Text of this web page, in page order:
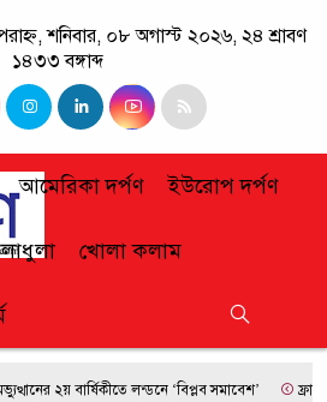
শনিবার, ০৮ অগাস্ট ২০২৬, ২৪ শ্রাবণ
১৪৩৩ বঙ্গাব্দ
আমেরিকা দর্পণ ইউরোপ দর্পণ
খোলা কলাম
২য় বার্ষিকীতে লন্ডনে ‘বিপ্লব সমাবেশ’ ফ্রান্সে